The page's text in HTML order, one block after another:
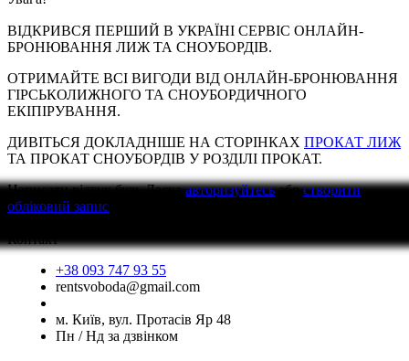
ВІДКРИВСЯ ПЕРШИЙ В УКРАЇНІ СЕРВІС ОНЛАЙН-
БРОНЮВАННЯ ЛИЖ ТА СНОУБОРДІВ.
ОТРИМАЙТЕ ВСІ ВИГОДИ ВІД ОНЛАЙН-БРОНЮВАННЯ
ГІРСЬКОЛИЖНОГО ТА СНОУБОРДИЧНОГО
ЕКІПІРУВАННЯ.
ДИВІТЬСЯ ДОКЛАДНІШЕ НА СТОРІНКАХ ПРОКАТ ЛИЖ
ТА ПРОКАТ СНОУБОРДІВ У РОЗДІЛІ ПРОКАТ.
Написати відгукбудь Ласкаавторизуйтесьабостворити
обліковий запис
Контакт
+38 093 747 93 55
rentsvoboda@gmail.com
м. Київ, вул. Протасів Яр 48
Пн / Нд за дзвінком